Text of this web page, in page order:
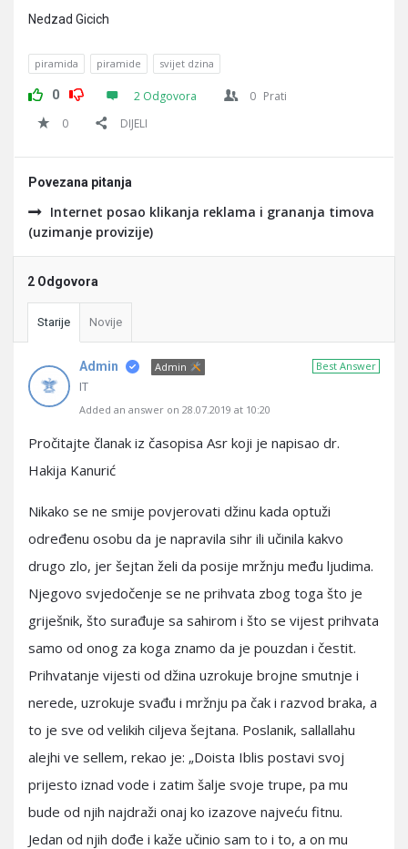
Nedzad Gicich
piramida piramide svijet dzina
0 2 Odgovora 0 Prati
0
DIJELI
Povezana pitanja
Internet posao klikanja reklama i grananja timova
(uzimanje provizije)
2 Odgovora
Starije Novije
Best Answer
Admin Admin
IT
Added an answer on 28.07.2019 at 10:20
Pročitajte članak iz časopisa Asr koji je napisao dr.
Hakija Kanurić
Nikako se ne smije povjerovati džinu kada optuži
određenu osobu da je napravila sihr ili učinila kakvo
drugo zlo, jer šejtan želi da posije mržnju među ljudima.
Njegovo svjedočenje se ne prihvata zbog toga što je
griješnik, što surađuje sa sahirom i što se vijest prihvata
samo od onog za koga znamo da je pouzdan i čestit.
Prihvatanje vijesti od džina uzrokuje brojne smutnje i
nerede, uzrokuje svađu i mržnju pa čak i razvod braka, a
to je sve od velikih ciljeva šejtana. Poslanik, sallallahu
alejhi ve sellem, rekao je: „Doista Iblis postavi svoj
prijesto iznad vode i zatim šalje svoje trupe, pa mu
bude od njih najdraži onaj ko izazove najveću fitnu.
Jedan od njih dođe i kaže učinio sam to i to, a on mu